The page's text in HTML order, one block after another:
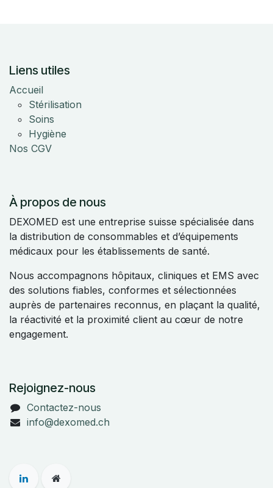
Liens utiles
Accueil
Stérilisation
Soins
Hygiène
Nos CGV
À propos de nous
DEXOMED est une entreprise suisse spécialisée dans
la distribution de consommables et d’équipements
médicaux pour les établissements de santé.
Nous accompagnons hôpitaux, cliniques et EMS avec
des solutions fiables, conformes et sélectionnées
auprès de partenaires reconnus, en plaçant la qualité,
la réactivité et la proximité client au cœur de notre
engagement.
Rejoignez-nous
Contactez-nous
info@dexomed.ch